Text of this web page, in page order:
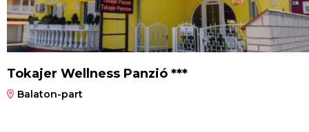
Tokajer Wellness Panzió ***
Balaton-part